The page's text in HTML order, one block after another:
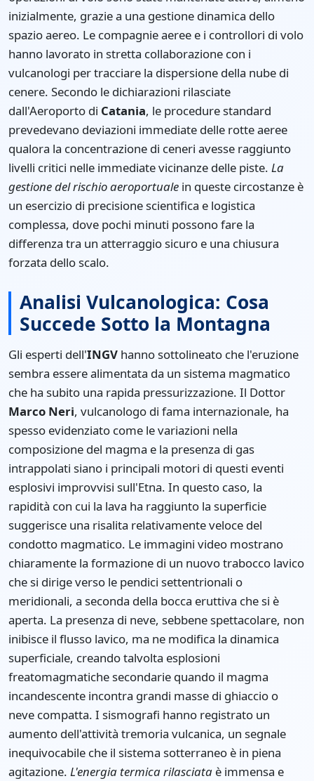
inizialmente, grazie a una gestione dinamica dello
spazio aereo. Le compagnie aeree e i controllori di volo
hanno lavorato in stretta collaborazione con i
vulcanologi per tracciare la dispersione della nube di
cenere. Secondo le dichiarazioni rilasciate
dall'Aeroporto di Catania, le procedure standard
prevedevano deviazioni immediate delle rotte aeree
qualora la concentrazione di ceneri avesse raggiunto
livelli critici nelle immediate vicinanze delle piste. La
gestione del rischio aeroportuale in queste circostanze è
un esercizio di precisione scientifica e logistica
complessa, dove pochi minuti possono fare la
differenza tra un atterraggio sicuro e una chiusura
forzata dello scalo.
Analisi Vulcanologica: Cosa
Succede Sotto la Montagna
Gli esperti dell'INGV hanno sottolineato che l'eruzione
sembra essere alimentata da un sistema magmatico
che ha subito una rapida pressurizzazione. Il Dottor
Marco Neri, vulcanologo di fama internazionale, ha
spesso evidenziato come le variazioni nella
composizione del magma e la presenza di gas
intrappolati siano i principali motori di questi eventi
esplosivi improvvisi sull'Etna. In questo caso, la
rapidità con cui la lava ha raggiunto la superficie
suggerisce una risalita relativamente veloce del
condotto magmatico. Le immagini video mostrano
chiaramente la formazione di un nuovo trabocco lavico
che si dirige verso le pendici settentrionali o
meridionali, a seconda della bocca eruttiva che si è
aperta. La presenza di neve, sebbene spettacolare, non
inibisce il flusso lavico, ma ne modifica la dinamica
superficiale, creando talvolta esplosioni
freatomagmatiche secondarie quando il magma
incandescente incontra grandi masse di ghiaccio o
neve compatta. I sismografi hanno registrato un
aumento dell'attività tremoria vulcanica, un segnale
inequivocabile che il sistema sotterraneo è in piena
agitazione. L'energia termica rilasciata è immensa e